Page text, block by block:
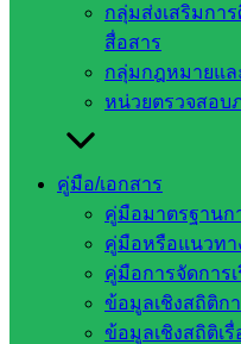
กลุ่มส่งเสริมกา
สื่อสาร
กลุ่มกฎหมายแล
หน่วยตรวจสอบ
คู่มือ/เอกสาร
คู่มือมาตรฐานก
คู่มือหรือแนวทา
คู่มือการจัดการเ
ข้อมูลเชิงสถิติก
ข้อมูลเชิงสถิติเรื่
และนักเรียน ในการสอบ
อย่างสูงมา ณ โอกาสนี้
ภาพ: นางสิริลักษณ์ ประดุจ
ข่าว: นางสุภาวดี ประเสริฐส
อำนวยการ: นายชานนท์ เจ